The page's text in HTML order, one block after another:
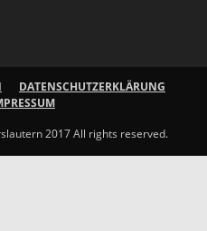
DATENSCHUTZERKLÄRUNG
2017 All rights reserved.